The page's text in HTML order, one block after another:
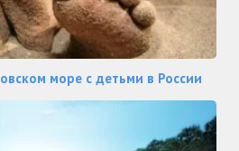
море с детьми в России